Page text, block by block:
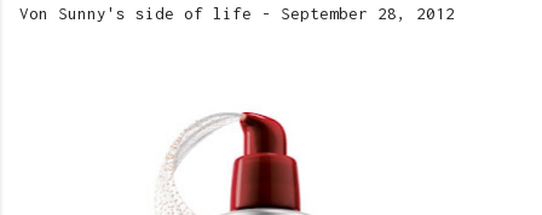
Von Sunny's side of life - September 28, 2012